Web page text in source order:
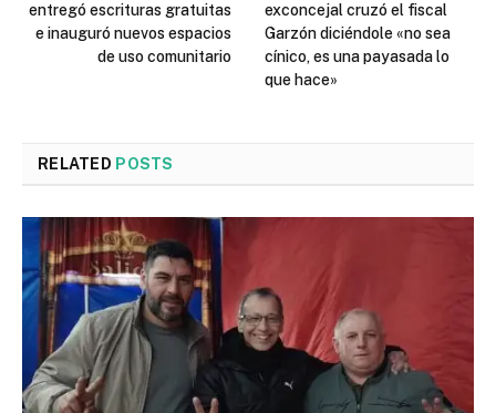
entregó escrituras gratuitas
e inauguró nuevos espacios
de uso comunitario
exconcejal cruzó el fiscal
Garzón diciéndole «no sea
cínico, es una payasada lo
que hace»
RELATED POSTS